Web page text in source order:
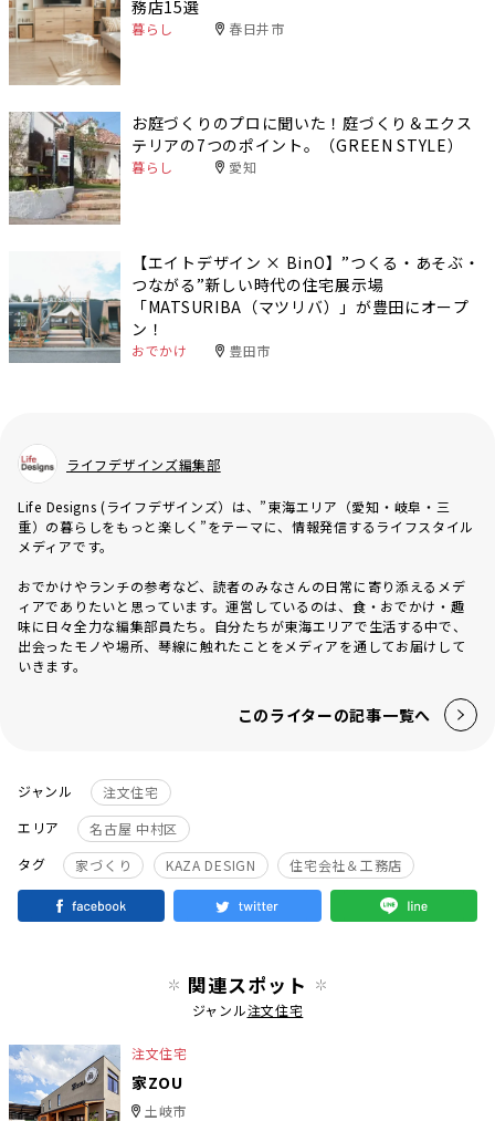
務店15選
暮らし 春日井市
お庭づくりのプロに聞いた！庭づくり＆エクス
テリアの7つのポイント。（GREEN STYLE）
暮らし 愛知
【エイトデザイン × BinO】”つくる・あそぶ・
つながる”新しい時代の住宅展示場
「MATSURIBA（マツリバ）」が豊田にオープ
ン！
おでかけ 豊田市
ライフデザインズ編集部
Life Designs (ライフデザインズ）は、”東海エリア（愛知・岐阜・三
重）の暮らしをもっと楽しく”をテーマに、情報発信するライフスタイル
メディアです。
おでかけやランチの参考など、読者のみなさんの日常に寄り添えるメデ
ィアでありたいと思っています。運営しているのは、食・おでかけ・趣
味に日々全力な編集部員たち。自分たちが東海エリアで生活する中で、
出会ったモノや場所、琴線に触れたことをメディアを通してお届けして
いきます。
このライターの記事一覧へ
ジャンル
注文住宅
エリア
名古屋 中村区
タグ
家づくり KAZA DESIGN 住宅会社＆工務店
関連スポット
ジャンル注文住宅
注文住宅
家ZOU
土岐市